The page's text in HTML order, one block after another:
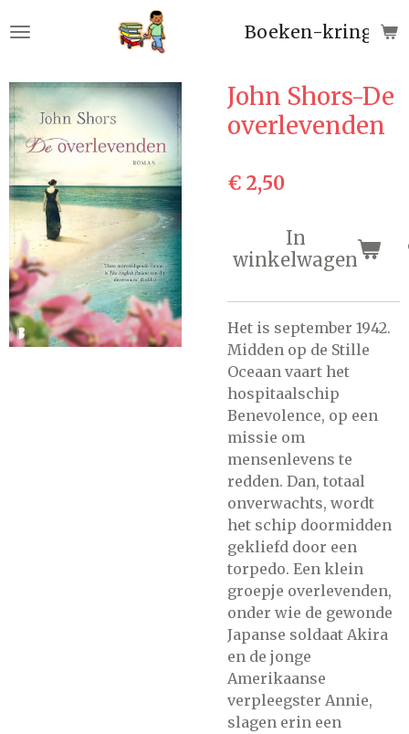
direct
de
hoofdinhoud
Boeken-
John Shors-De
overlevenden
€ 2,50
In
winkelwagen
Het is september 1942.
Midden op de Stille
Oceaan vaart het
hospitaalschip
Benevolence, op een
missie om
mensenlevens te
redden. Dan, totaal
onverwachts, wordt
het schip doormidden
gekliefd door een
torpedo. Een klein
groepje overlevenden,
onder wie de gewonde
Japanse soldaat Akira
en de jonge
Amerikaanse
verpleegster Annie,
slagen erin een